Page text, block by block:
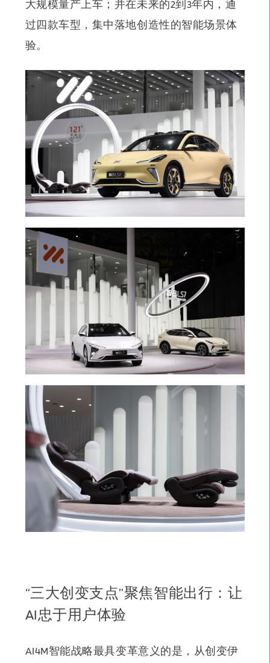
大规模量产上车；并在未来的2到3年内，通
过四款车型，集中落地创造性的智能场景体
验。
“三大创变支点”聚焦智能出行：让
AI忠于用户体验
AI4M智能战略最具变革意义的是， 从创变伊